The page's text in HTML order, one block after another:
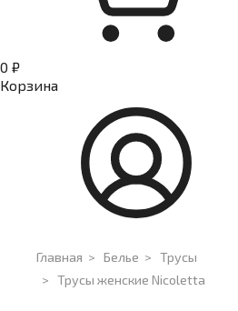
0 ₽
Корзина
Главная > Белье > Трусы
> Трусы женские Nicoletta